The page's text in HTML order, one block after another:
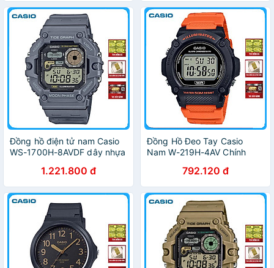
Đồng hồ điện tử nam Casio
WS-1700H-8AVDF dây nhựa
1.221.800 đ
Đồng Hồ Đeo Tay Casio
Nam W-219H-4AV Chính
792.120 đ